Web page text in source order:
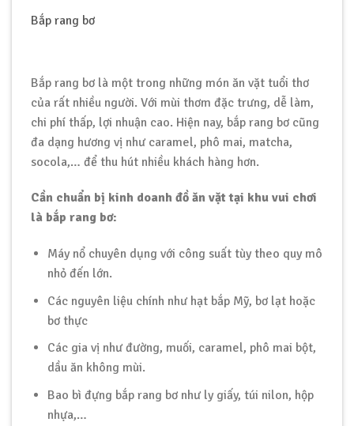
Bắp rang bơ
Bắp rang bơ là một trong những món ăn vặt tuổi thơ
của rất nhiều người. Với mùi thơm đặc trưng, dễ làm,
chi phí thấp, lợi nhuận cao. Hiện nay, bắp rang bơ cũng
đa dạng hương vị như caramel, phô mai, matcha,
socola,… để thu hút nhiều khách hàng hơn.
Cần chuẩn bị kinh doanh đồ ăn vặt tại khu vui chơi
là bắp rang bơ:
Máy nổ chuyên dụng với công suất tùy theo quy mô
nhỏ đến lớn.
Các nguyên liệu chính như hạt bắp Mỹ, bơ lạt hoặc
bơ thực
Các gia vị như đường, muối, caramel, phô mai bột,
dầu ăn không mùi.
Bao bì đựng bắp rang bơ như ly giấy, túi nilon, hộp
nhựa,…